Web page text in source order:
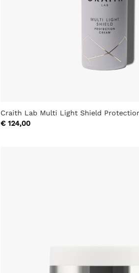
Craith Lab Multi Light Shield
€ 124,00